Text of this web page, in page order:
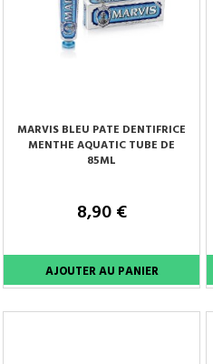
MARVIS BLEU PATE DENTIFRICE
MENTHE AQUATIC TUBE DE
85ML
8,90 €